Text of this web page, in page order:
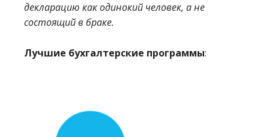
декларацию как одинокий человек, а не
состоящий в браке.
Лучшие бухгалтерские программы: